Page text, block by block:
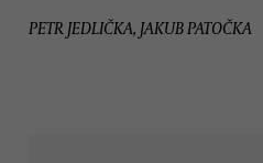
PETR JEDLIČKA, JAKUB PATOČKA